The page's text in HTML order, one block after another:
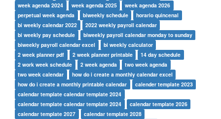
week agenda 2024
week agenda 2025
week agenda 2026
perpetual week agenda
biweekly schedule
horario quincenal
bi weekly calendar 2022
2022 weekly payroll calendar
bi weekly pay schedule
biweekly payroll calendar monday to sunday
biweekly payroll calendar excel
bi weekly calculator
2 week planner pdf
2 week planner printable
14 day schedule
2 work week schedule
2 week agenda
two week agenda
two week calendar
how do i create a monthly calendar excel
how do i create a monthly printable calendar
calender template 2023
calendar template calendar template 2024
calendar template calendar template 2024
calendar template 2026
calendar template 2027
calendar template 2028